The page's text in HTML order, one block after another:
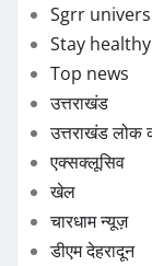
Sgrr
Stay healthy
Top news
उत्तराखंड
उत्तराखंड लोक
एक्सक्लूसिव
खेल
चारधाम न्यूज़
डीएम देहरादून